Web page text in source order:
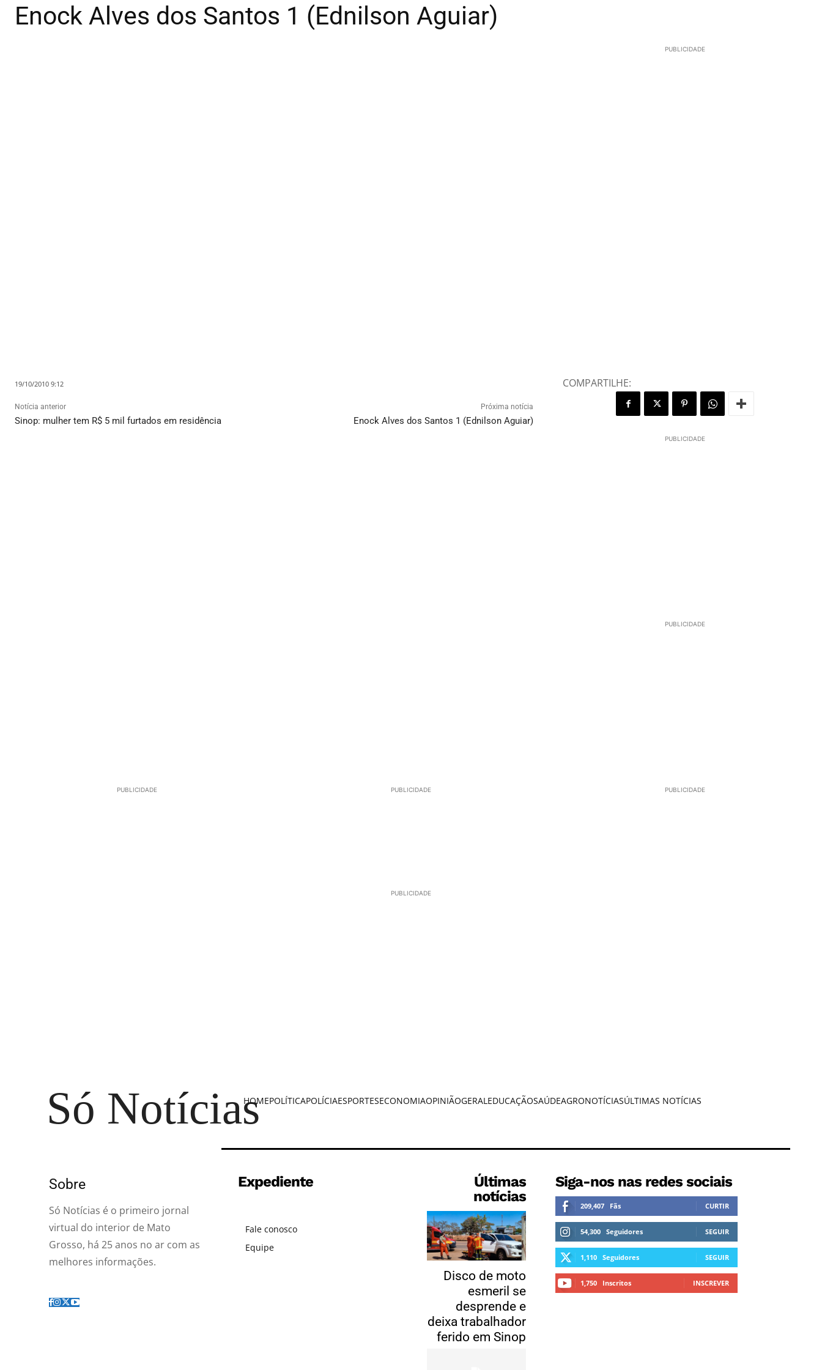
Enock Alves dos Santos 1 (Ednilson Aguiar)
PUBLICIDADE
19/10/2010 9:12
Notícia anterior
Sinop: mulher tem R$ 5 mil furtados em residência
Próxima notícia
Enock Alves dos Santos 1 (Ednilson Aguiar)
COMPARTILHE:
PUBLICIDADE
PUBLICIDADE
PUBLICIDADE PUBLICIDADE PUBLICIDADE
PUBLICIDADE
Só Notícias
HOMEPOLÍTICAPOLÍCIAESPORTESECONOMIAOPINIÃOGERALEDUCAÇÃOSAÚDEAGRONOTÍCIASÚLTIMAS NOTÍCIAS
Sobre
Só Notícias é o primeiro jornal
virtual do interior de Mato
Grosso, há 25 anos no ar com as
melhores informações.
Expediente
Fale conosco
Equipe
Últimas
notícias
Disco de moto
esmeril se
desprende e
deixa trabalhador
ferido em Sinop
Siga-nos nas redes sociais
209,407 Fãs CURTIR
54,300 Seguidores SEGUIR
1,110 Seguidores SEGUIR
1,750 Inscritos INSCREVER